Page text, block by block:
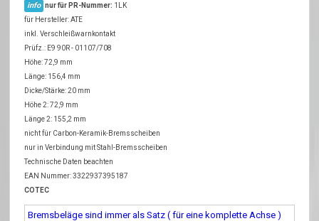
info nur für PR-Nummer: 1LK
für Hersteller: ATE
inkl. Verschleißwarnkontakt
Prüfz.: E9 90R - 01107/708
Höhe: 72,9 mm
Länge: 156,4 mm
Dicke/Stärke: 20 mm
Höhe 2: 72,9 mm
Länge 2: 155,2 mm
nicht für Carbon-Keramik-Bremsscheiben
nur in Verbindung mit Stahl-Bremsscheiben
Technische Daten beachten
EAN Nummer: 3322937395187
COTEC
Bremsbeläge sind immer als Satz ( für eine komplette Achse )